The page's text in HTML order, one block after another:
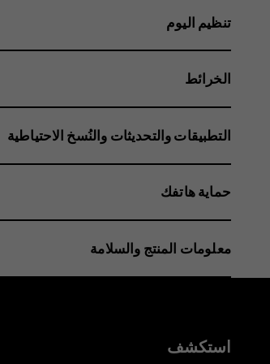
تنظيم اليوم
الخرائط
التطبيقات والتحديثات والنُسخ الاحتياطية
حماية هاتفك
معلومات المنتج والسلامة
استكشف